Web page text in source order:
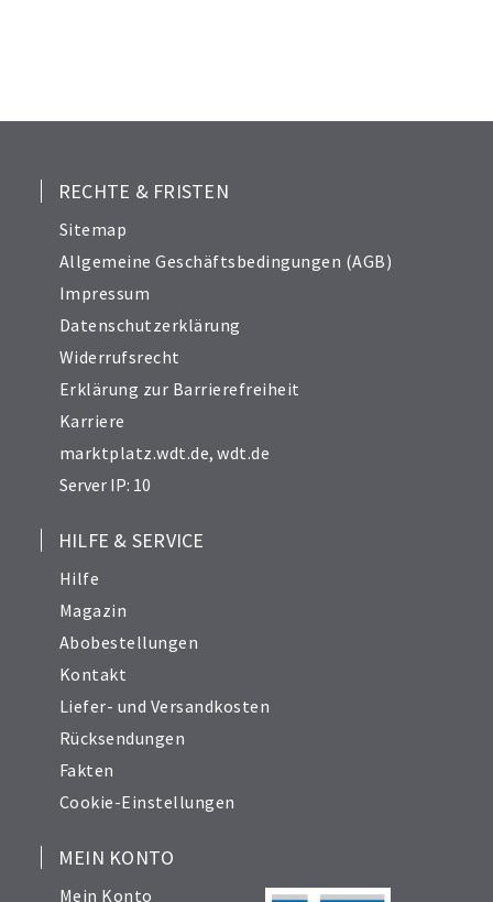
RECHTE & FRISTEN
Sitemap
Allgemeine Geschäftsbedingungen (AGB)
Impressum
Datenschutzerklärung
Widerrufsrecht
Erklärung zur Barrierefreiheit
Karriere
marktplatz.wdt.de,wdt.de
Server IP: 10
HILFE & SERVICE
Hilfe
Magazin
Abobestellungen
Kontakt
Liefer- und Versandkosten
Rücksendungen
Fakten
Cookie-Einstellungen
MEIN KONTO
Mein Konto